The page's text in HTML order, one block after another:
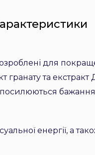
для
гранату та
бажання
енергії, а